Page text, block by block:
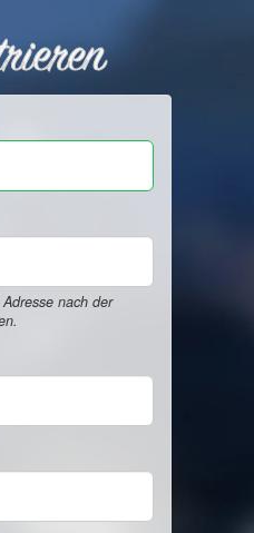
nach der